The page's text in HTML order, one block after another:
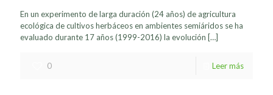
En un experimento de larga duración (24 años) de agricultura
ecológica de cultivos herbáceos en ambientes semiáridos se ha
evaluado durante 17 años (1999-2016) la evolución […]
0 Leer más